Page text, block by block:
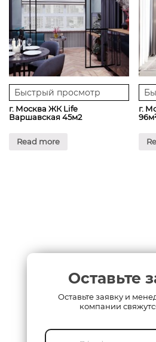
Быстрый просмотр
г. Москва ЖК Life
Варшавская 45м2
Read more
г.
Оставьте
Оставьте заявку и
компании